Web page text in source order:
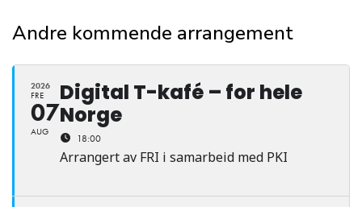
Andre kommende arrangement
2026
FRE
07
AUG
Digital T-kafé – for hele
Norge
18:00
Arrangert av FRI i samarbeid med PKI